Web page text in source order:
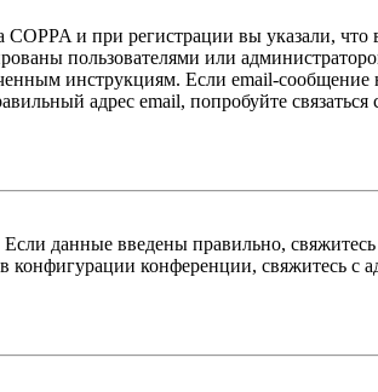
и при регистрации вы указали, что
пользователями или
инструкциям. Если email-сообщение
адрес email, попробуйте связаться
данные введены правильно, свяжитесь
конференции, свяжитесь с